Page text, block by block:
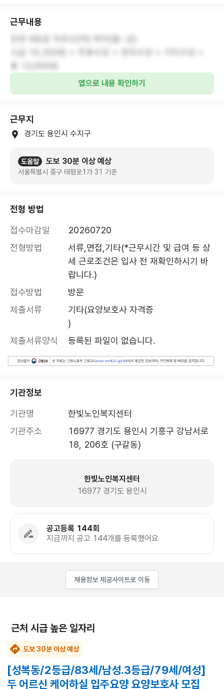
근무내용
앱으로 내용 확인하기
근무지
경기도 용인시 수지구
도움말 도보 30분 이상 예상
서울특별시 중구 태평로1가 31 기준
전형 방법
접수마감일
20260720
전형방법
서류,면접,기타(*근무시간 및 급여 등 상
세 근로조건은 입사 전 재확인하시기 바
랍니다.)
접수방법
방문
제출서류
기타(요양보호사 자격증
)
제출서류양식
등록된 파일이 없습니다.
기관정보
기관명
한빛노인복지센터
기관주소
16977 경기도 용인시 기흥구 강남서로
18, 206호 (구갈동)
한빛노인복지센터
16977 경기도 용인시
공고등록 144회
지금까지 공고 144개를 등록했어요
채용정보 제공사이트로 이동
근처 시급 높은 일자리
도보 30분 이상 예상
[성복동/2등급/83세/남성.3등급/79세/여성]
두 어르신 케어하실 입주요양 요양보호사 모집